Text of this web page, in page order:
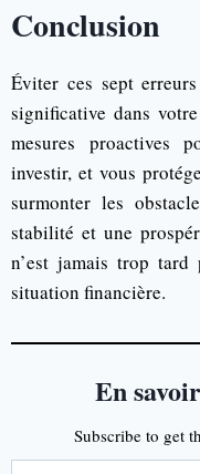
Conclusion
Éviter ces sept
significative dans
mesures proactives
investir, et vous
surmonter les
stabilité et une
n’est jamais trop tard
situation financière.
En
Subscribe to get